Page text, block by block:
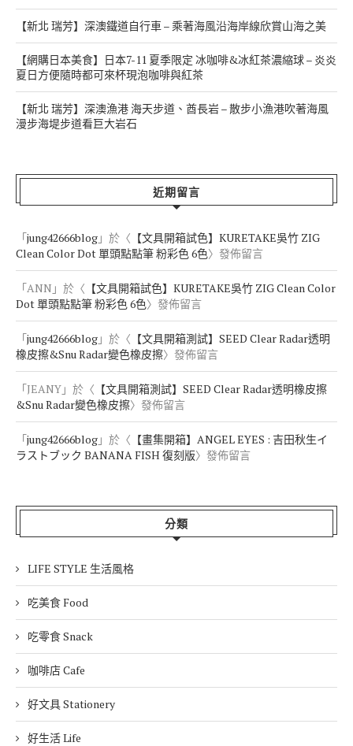
【新北 瑞芳】深澳鐵道自行車 – 乘著海風沿海岸線欣賞山海之美
【網購日本美食】日本7-11 夏季限定 冰咖啡&冰紅茶濃縮球 – 炎炎
夏日方便隨時都可來杯現泡咖啡與紅茶
【新北 瑞芳】深澳漁港 海天步道、酋長岩 – 散步小漁港吹著海風
漫步海堤步道看巨大岩石
近期留言
「jung42666blog 」於〈 【文具開箱試色】KURETAKE吳竹 ZIG
Clean Color Dot 單頭點點筆 粉彩色 6色〉發佈留言
「ANN 」於〈 【文具開箱試色】KURETAKE吳竹 ZIG Clean Color
Dot 單頭點點筆 粉彩色 6色〉發佈留言
「jung42666blog 」於〈 【文具開箱測試】SEED Clear Radar透明
橡皮擦&Snu Radar變色橡皮擦〉發佈留言
「JEANY 」於〈 【文具開箱測試】SEED Clear Radar透明橡皮擦
&Snu Radar變色橡皮擦〉發佈留言
「jung42666blog 」於〈 【畫集開箱】ANGEL EYES : 吉田秋生イ
ラストブック BANANA FISH 復刻版〉發佈留言
分類
LIFE STYLE 生活風格
吃美食 Food
吃零食 Snack
咖啡店 Cafe
好文具 Stationery
好生活 Life